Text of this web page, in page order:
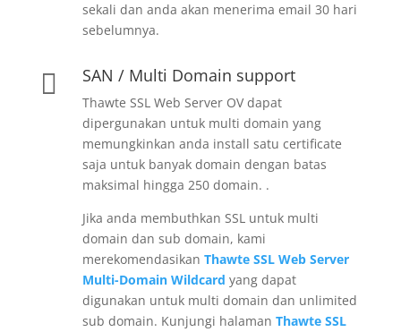
sekali dan anda akan menerima email 30 hari
sebelumnya.
 SAN / Multi Domain support
Thawte SSL Web Server OV dapat
dipergunakan untuk multi domain yang
memungkinkan anda install satu certificate
saja untuk banyak domain dengan batas
maksimal hingga 250 domain. .
Jika anda membuthkan SSL untuk multi
domain dan sub domain, kami
merekomendasikan Thawte SSL Web Server
Multi-Domain Wildcard yang dapat
digunakan untuk multi domain dan unlimited
sub domain. Kunjungi halaman Thawte SSL